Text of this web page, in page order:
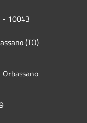
- 10043
(TO)